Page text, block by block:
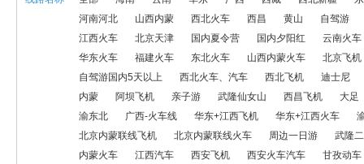
国内G5航线产品 北京内蒙联线飞机 北京内蒙联线火车 周边
万州出港国内火车线 康养线路 梵净山 恩施 山
万州出港出境飞机线 赤水 活动线路 陕西 陕西火车 自
河南河北
山西内蒙 西北火车 西昌 黄山
自驾游
江西火车
北京天津 国内夏令营 国内夕阳红
云南火车
华东火车
福建火车 东北火车 山西内蒙火车
北京飞机
自驾游国内5天以上
西北火车、汽车 西北飞机
迪士尼
内蒙
阿坝飞机 亲子游 武隆仙女山 西昌飞机
大足
渝东北
广西-火车线 华东+江西飞机 华东+江西火车
北京内蒙联线飞机
北京内蒙联线火车 周边一日游
武隆
内蒙火车
江西汽车 西安飞机 西安火车汽车
甘孜动车